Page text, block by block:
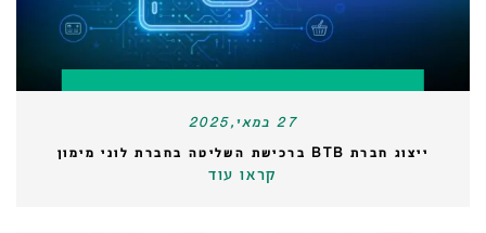
27 במאי,2025
ייצוג חברת BTB ברכישת השליטה בחברת לוני מימון
קראו עוד